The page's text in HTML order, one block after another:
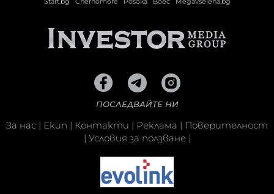
ПОСЛЕДВАЙТЕ НИ
За нас | Екип | Контакти | Реклама | Поверителност
| Условия за ползване|